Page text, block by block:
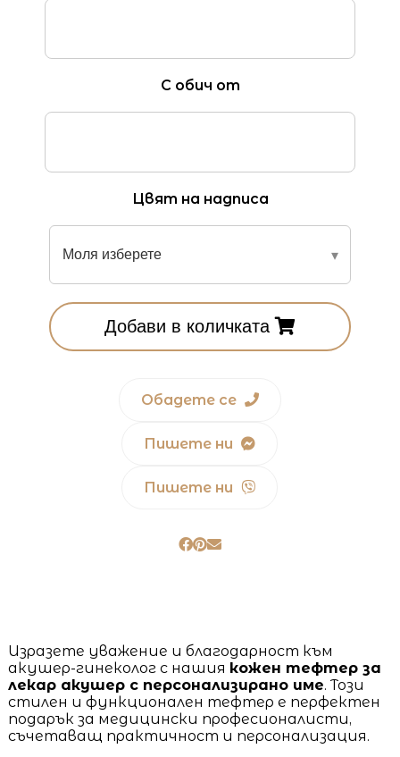
С обич от
Цвят на надписа
Добави в количката
Обадете се
Пишете ни
Пишете ни
Изразете уважение и благодарност към
акушер-гинеколог с нашия кожен тефтер за
лекар акушер с персонализирано име. Този
стилен и функционален тефтер е перфектен
подарък за медицински професионалисти,
съчетаващ практичност и персонализация.